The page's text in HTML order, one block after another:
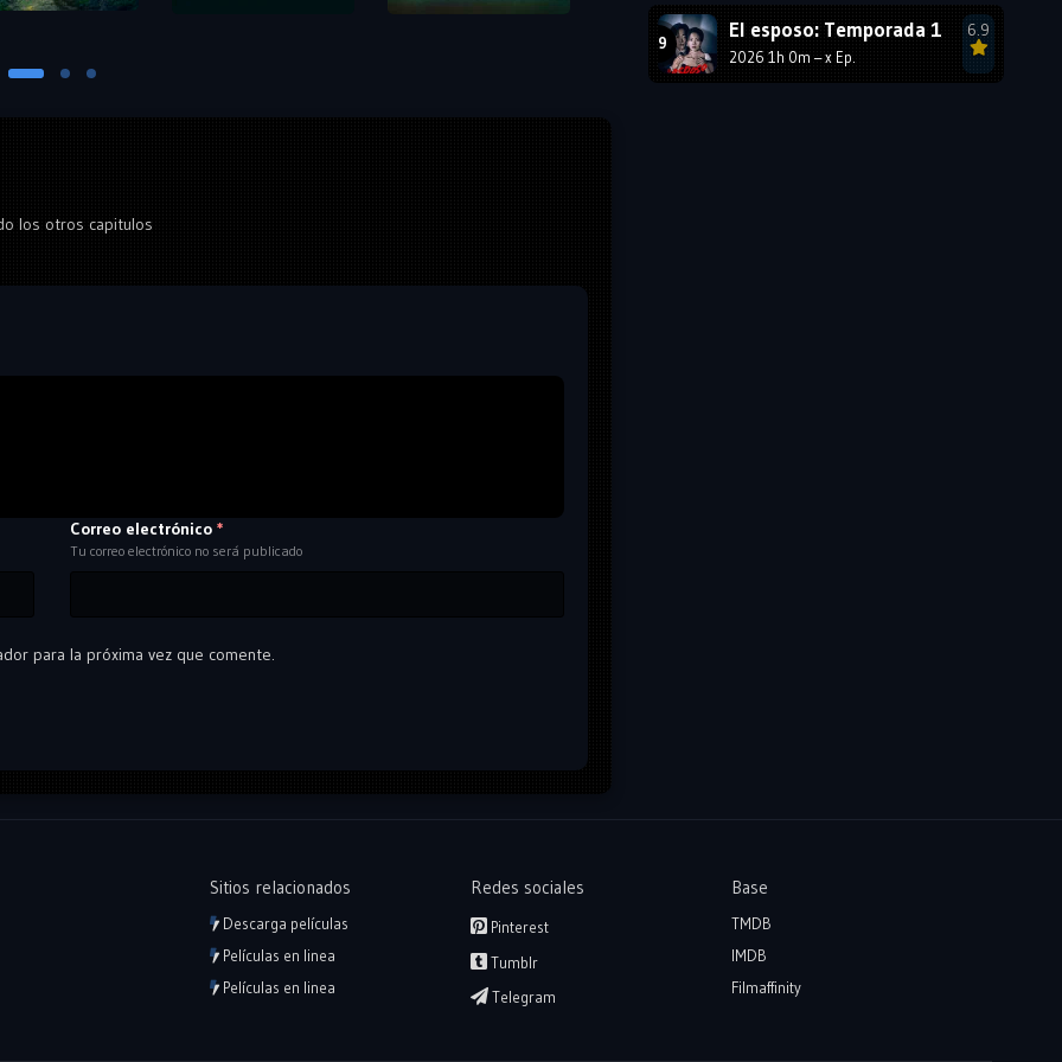
los otros capitulos
Correo electrónico *
Tu correo electrónico no será publicado
para la próxima vez que comente.
El esposo: Temporada 1
2026 1h 0m – x Ep.
6.9
Sitios relacionados
Descarga películas
Películas en linea
Películas en linea
Redes sociales
Pinterest
Tumblr
Telegram
Base
TMDB
IMDB
Filmaffinity